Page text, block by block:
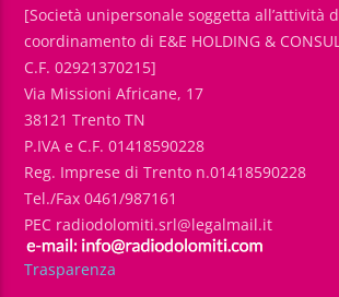
[Società unipersonale soggetta all’attività
coordinamento di E&E HOLDING &
C.F. 02921370215]
Via Missioni Africane, 17
38121 Trento TN
P.IVA e C.F. 01418590228
Reg. Imprese di Trento n.01418590228
Tel./Fax 0461/987161
PEC radiodolomiti.srl@legalmail.it
Trasparenza